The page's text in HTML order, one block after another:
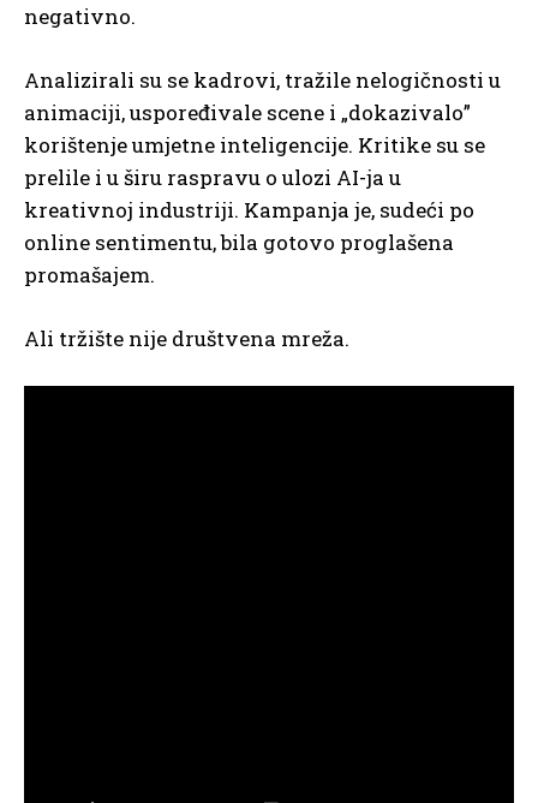
negativno.
Analizirali su se kadrovi, tražile nelogičnosti u
animaciji, uspoređivale scene i „dokazivalo”
korištenje umjetne inteligencije. Kritike su se
prelile i u širu raspravu o ulozi AI-ja u
kreativnoj industriji. Kampanja je, sudeći po
online sentimentu, bila gotovo proglašena
promašajem.
Ali tržište nije društvena mreža.